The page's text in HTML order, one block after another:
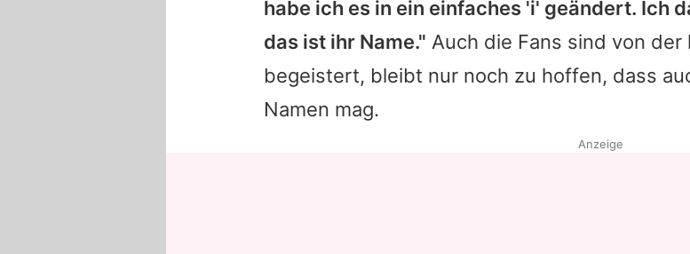
habe ich es in ein einfaches 'i' geändert. Ich
das ist ihr Name." Auch die Fans sind von der
begeistert, bleibt nur noch zu hoffen, dass
Namen mag.
Anzeige